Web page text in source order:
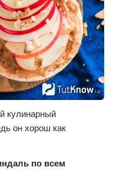
кулинарный
он хорош как
по всем